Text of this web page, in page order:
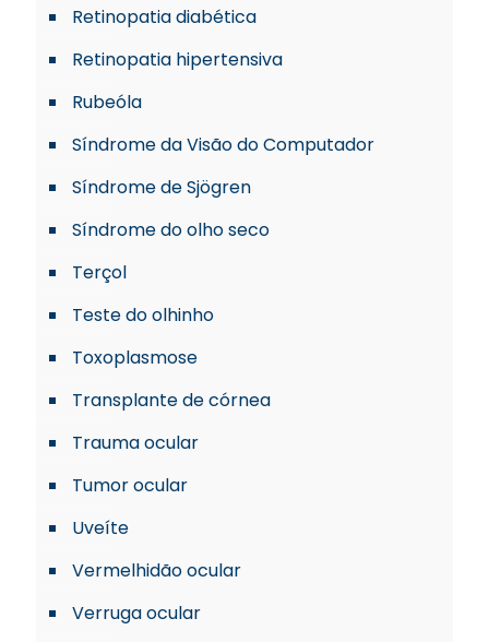
Retinopatia diabética
Retinopatia hipertensiva
Rubeóla
Síndrome da Visão do Computador
Síndrome de Sjögren
Síndrome do olho seco
Terçol
Teste do olhinho
Toxoplasmose
Transplante de córnea
Trauma ocular
Tumor ocular
Uveíte
Vermelhidão ocular
Verruga ocular